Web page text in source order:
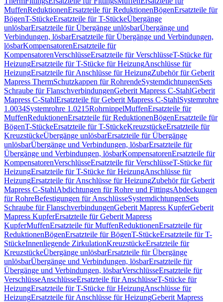
MuffenReduktionenErsatzteile für ReduktionenBögenErsatzteile für
BögenT-StückeErsatzteile für T-StückeÜbergänge
unlösbarErsatzteile für Übergänge unlösbarÜbergänge und
Verbindungen, lösbarErsatzteile für Übergänge und Verbindungen,
lösbarKompensatorenErsatzteile für
KompensatorenVerschlüsseErsatzteile für VerschlüsseT-Stücke für
HeizungErsatzteile für T-Stücke für HeizungAnschlüsse für
HeizungErsatzteile für Anschlüsse für HeizungZubehör für Geberit
Mapress ThermSchutzkappen für RohrendeSystemdichtungenSets
Schraube für FlanschverbindungenGeberit Mapress C-StahlGeberit
Mapress C-StahlErsatzteile für Geberit Mapress C-StahlSystemrohre
1.0034Systemrohre 1.0215RohrnippelMuffenErsatzteile für
MuffenReduktionenErsatzteile für ReduktionenBögenErsatzteile für
BögenT-StückeErsatzteile für T-StückeKreuzstückeErsatzteile für
KreuzstückeÜbergänge unlösbarErsatzteile für Übergänge
unlösbarÜbergänge und Verbindungen, lösbarErsatzteile für
Übergänge und Verbindungen, lösbarKompensatorenErsatzteile für
KompensatorenVerschlüsseErsatzteile für VerschlüsseT-Stücke für
HeizungErsatzteile für T-Stücke für HeizungAnschlüsse für
HeizungErsatzteile für Anschlüsse für HeizungZubehör für Geberit
Mapress C-StahlAbdichtungen für Rohre und FittingsAbdeckungen
für RohreBefestigungen für AnschlüsseSystemdichtungenSets
Schraube für FlanschverbindungenGeberit Mapress KupferGeberit
Mapress KupferErsatzteile für Geberit Mapress
KupferMuffenErsatzteile für MuffenReduktionenErsatzteile für
ReduktionenBögenErsatzteile für BögenT-StückeErsatzteile für T-
StückeInnenliegende ZirkulationKreuzstückeErsatzteile für
KreuzstückeÜbergänge unlösbarErsatzteile für Übergänge
unlösbarÜbergänge und Verbindungen, lösbarErsatzteile für
Übergänge und Verbindungen, lösbarVerschlüsseErsatzteile für
VerschlüsseAnschlüsseErsatzteile für AnschlüsseT-Stücke für
HeizungErsatzteile für T-Stücke für HeizungAnschlüsse für
HeizungErsatzteile für Anschlüsse für HeizungGeberit Mapress